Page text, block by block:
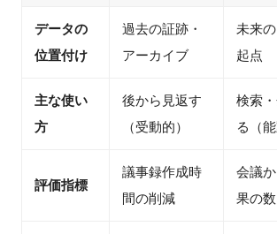
データの
位置付け
過去の証跡・
アーカイブ
未来
起点
主な使い
方
後から見返す
（受動的）
検索
る（能
評価指標
議事録作成時
間の削減
会議
果の数